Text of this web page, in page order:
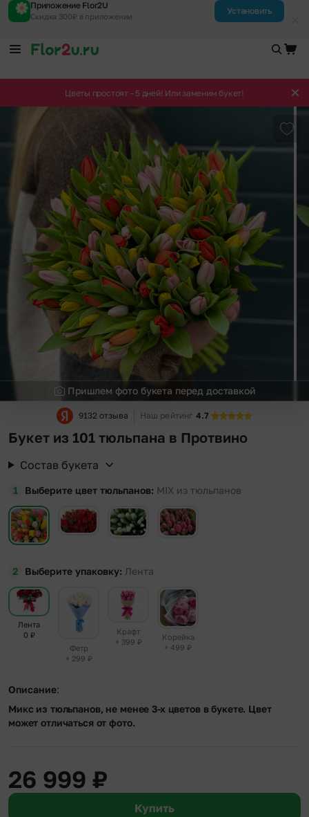
Приложение Flor2U
Скидка 300₽ в приложении
Установить
Цветы простоят - 5 дней! Или заменим букет!
Пришлем фото букета перед доставкой
9132 отзыва Наш рейтинг 4.7
Букет из 101 тюльпана в Протвино
Состав букета
Выберите цвет тюльпанов MIX из тюльпанов
Выберите упаковку Лента
Лента
0 ₽
Фетр
+ 299 ₽
Крафт
+ 399 ₽
Корейка
+ 499 ₽
Описание:
Микс из тюльпанов, не менее 3-х цветов в букете. Цвет
может отличаться от фото.
26 999 ₽
Купить